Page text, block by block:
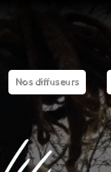
Nos diffuseurs